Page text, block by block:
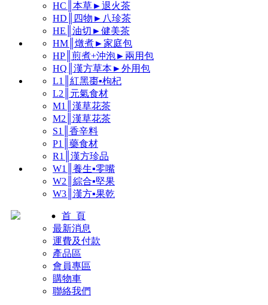
HC║本草►退火茶
HD║四物►八珍茶
HE║油切►健美茶
HM║燉煮►家庭包
HP║煎煮+沖泡►兩用包
HQ║漢方草本►外用包
L1║紅黑棗▪枸杞
L2║元氣食材
M1║漢草花茶
M2║漢草花茶
S1║香辛料
P1║藥食材
R1║漢方珍品
W1║養生▪零嘴
W2║綜合▪堅果
W3║漢方▪果乾
首 頁
最新消息
運費及付款
產品區
會員專區
購物車
聯絡我們